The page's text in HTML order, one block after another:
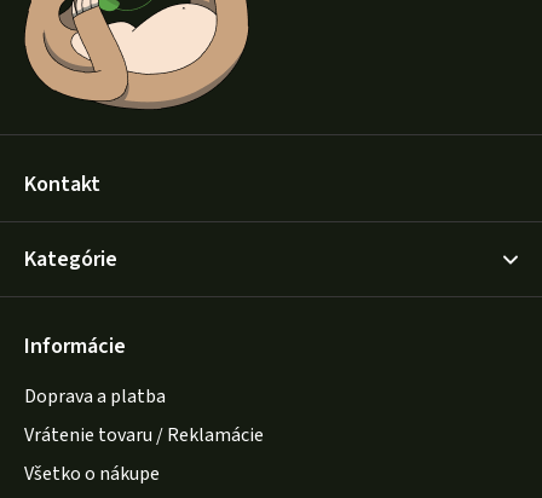
Kontakt
Kategórie
Informácie
Doprava a platba
Vrátenie tovaru / Reklamácie
Všetko o nákupe